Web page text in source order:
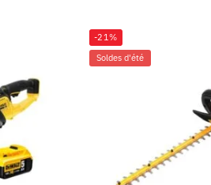
-21%
Soldes d'été